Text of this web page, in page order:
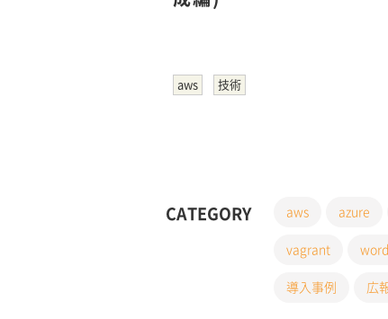
aws 技術
CATEGORY aws azure
vagrant
導入事例 広